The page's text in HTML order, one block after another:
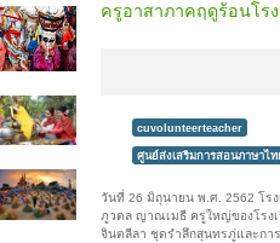
ครูอาสาภาคฤดูร้อนโร
cuvolunteerteacher
ศูนย์ส่งเสริมการสอนภาษาไท
วันที่ 26 มิถุนายน พ.ศ. 2562 โร
ภูวดล ญาณเมธี ครูใหญ่ของโรง
จินตลีลา ชุดรำลึกสุนทรภู่และกา